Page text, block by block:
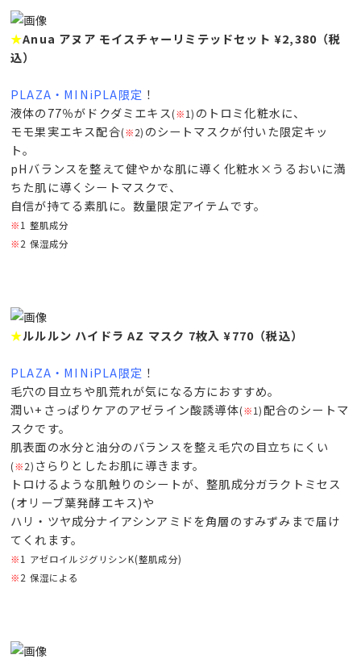
★Anua アヌア モイスチャーリミテッドセット ¥2,380（税
込）
PLAZA・MINiPLA限定 ！
液体の77％がドクダミエキス (※1) のトロミ化粧水に、
モモ果実エキス配合(※2) のシートマスクが付いた限定キッ
ト。
pHバランスを整えて健やかな肌に導く化粧水×うるおいに満
ちた肌に導くシートマスクで、
自信が持てる素肌に。数量限定アイテムです。
※1 整肌成分
※2 保湿成分
★ルルルン ハイドラ AZ マスク 7枚入 ¥770（税込）
PLAZA・MINiPLA限定 ！
毛穴の目立ちや肌荒れが気になる方におすすめ。
潤い+さっぱりケアのアゼライン酸誘導体(※1)配合のシートマ
スクです。
肌表面の水分と油分のバランスを整え毛穴の目立ちにくい
(※2) さらりとしたお肌に導きます。
トロけるような肌触りのシートが、整肌成分ガラクトミセス
(オリーブ葉発酵エキス)や
ハリ・ツヤ成分ナイアシンアミドを角層のすみずみまで届け
てくれます。
※1 アゼロイルジグリシンK(整肌成分)
※2 保湿による